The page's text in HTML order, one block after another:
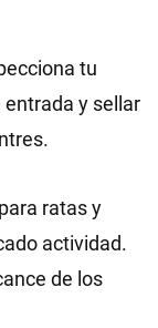
tu
y sellar
ratas y
actividad.
de los